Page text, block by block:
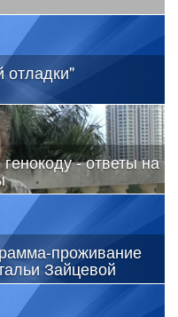
отладки"
- ответы на
проживание
Зайцевой